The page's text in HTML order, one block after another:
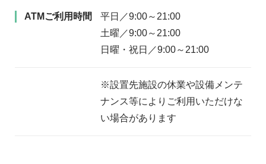
ATMご利用時間
平日／9:00～21:00
土曜／9:00～21:00
日曜・祝日／9:00～21:00
※設置先施設の休業や設備メンテ
ナンス等によりご利用いただけな
い場合があります